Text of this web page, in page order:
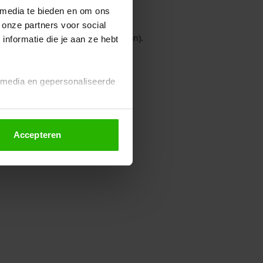
te bieden en om ons
partners voor social
die je aan ze hebt
en gepersonaliseerde
altijd wijzigen of
Accepteren
console for more information).